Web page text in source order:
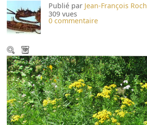
Publié par Jean-François Roch
309 vues
0 commentaire